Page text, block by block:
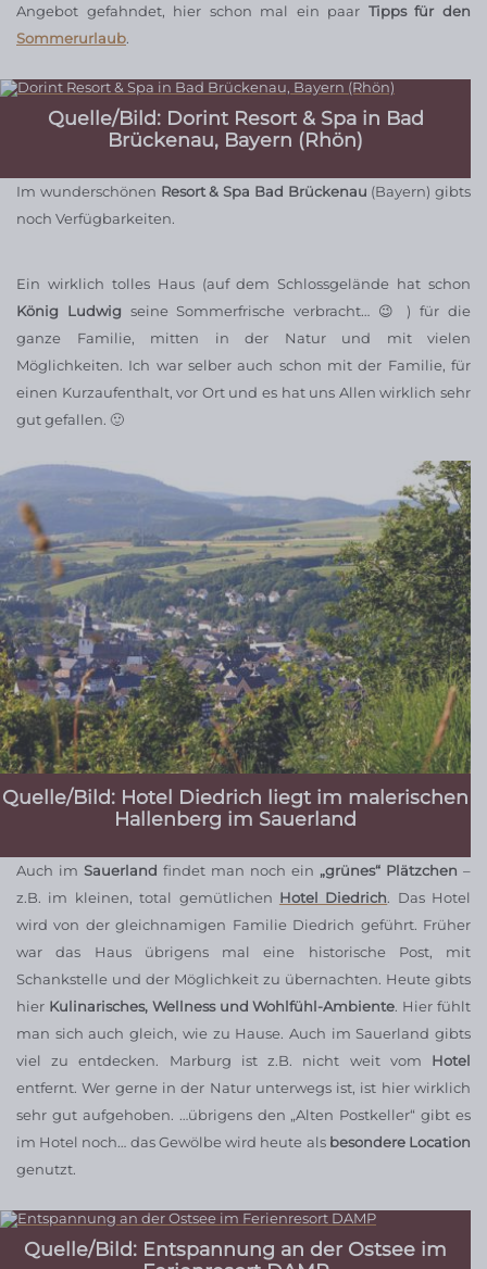
Angebot gefahndet, hier schon mal ein paar Tipps für den
Sommerurlaub.
Quelle/Bild: Dorint Resort & Spa in Bad
Brückenau, Bayern (Rhön)
Im wunderschönen Resort & Spa Bad Brückenau (Bayern) gibts
noch Verfügbarkeiten.
Ein wirklich tolles Haus (auf dem Schlossgelände hat schon
König Ludwig seine Sommerfrische verbracht… 😉 ) für die
ganze Familie, mitten in der Natur und mit vielen
Möglichkeiten. Ich war selber auch schon mit der Familie, für
einen Kurzaufenthalt, vor Ort und es hat uns Allen wirklich sehr
gut gefallen. 🙂
Quelle/Bild: Hotel Diedrich liegt im malerischen
Hallenberg im Sauerland
Auch im Sauerland findet man noch ein „grünes“ Plätzchen –
z.B. im kleinen, total gemütlichen Hotel Diedrich. Das Hotel
wird von der gleichnamigen Familie Diedrich geführt. Früher
war das Haus übrigens mal eine historische Post, mit
Schankstelle und der Möglichkeit zu übernachten. Heute gibts
hier Kulinarisches, Wellness und Wohlfühl-Ambiente. Hier fühlt
man sich auch gleich, wie zu Hause. Auch im Sauerland gibts
viel zu entdecken. Marburg ist z.B. nicht weit vom Hotel
entfernt. Wer gerne in der Natur unterwegs ist, ist hier wirklich
sehr gut aufgehoben. …übrigens den „Alten Postkeller“ gibt es
im Hotel noch… das Gewölbe wird heute als besondere Location
genutzt.
Quelle/Bild: Entspannung an der Ostsee im